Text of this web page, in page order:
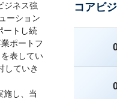
ジネス強
ーション
ートし続
ポートフ
表してい
していき
施し、当
コアビ